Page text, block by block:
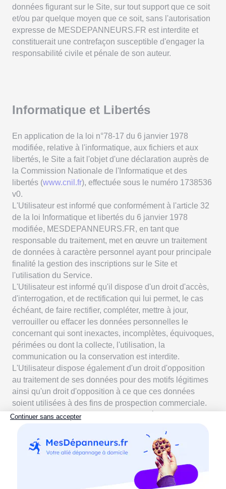
données figurant sur le Site, sur tout support que ce soit
et/ou par quelque moyen que ce soit, sans l'autorisation
expresse de MESDEPANNEURS.FR est interdite et
constituerait une contrefaçon susceptible d'engager la
responsabilité civile et pénale de son auteur.
Informatique et Libertés
En application de la loi n°78-17 du 6 janvier 1978
modifiée, relative à l'informatique, aux fichiers et aux
libertés, le Site a fait l'objet d'une déclaration auprès de
la Commission Nationale de l'Informatique et des
libertés (www.cnil.fr), effectuée sous le numéro 1738536
v0.
L'Utilisateur est informé que conformément à l'article 32
de la loi Informatique et libertés du 6 janvier 1978
modifiée, MESDEPANNEURS.FR, en tant que
responsable du traitement, met en œuvre un traitement
de données à caractère personnel ayant pour principale
finalité la gestion des inscriptions sur le Site et
l'utilisation du Service.
L'Utilisateur est informé qu'il dispose d'un droit d'accès,
d'interrogation, et de rectification qui lui permet, le cas
échéant, de faire rectifier, compléter, mettre à jour,
verrouiller ou effacer les données personnelles le
concernant qui sont inexactes, incomplètes, équivoques,
périmées ou dont la collecte, l'utilisation, la
communication ou la conservation est interdite.
L'Utilisateur dispose également d'un droit d'opposition
au traitement de ses données pour des motifs légitimes
ainsi qu'un droit d'opposition à ce que ces données
soient utilisées à des fins de prospection commerciale.
L'ensemble de ces droits s'exerce auprès de
accompagné d'une copie d'un titre d'identité comportant
une signature à l'adresse suivante :
MESDEPANNEURS.FR 23, rue du Départ 75014 Paris
contact@mesdepanneurs.fr